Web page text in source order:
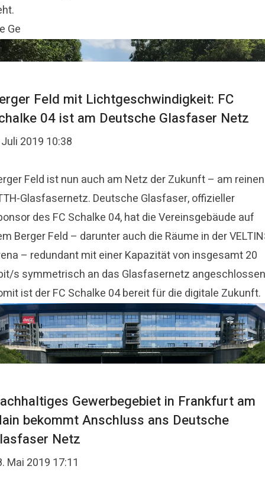
Ge
Feld mit Lichtgeschwindigkeit: FC
04 ist am Deutsche Glasfaser Netz
2019 10:38
Feld ist nun auch am Netz der Zukunft – am reinen
Glasfasernetz. Deutsche Glasfaser, offizieller
des FC Schalke 04, hat die Vereinsgebäude auf
Berger Feld – darunter auch die Räume in der
– redundant mit einer Kapazität von insgesamt 20
s symmetrisch an das Glasfasernetz
ist der FC Schalke 04 bereit für die digitale Zukunft.
Gewerbegebiet in Frankfurt am
bekommt Anschluss ans Deutsche
Netz
Mai 2019 17:11